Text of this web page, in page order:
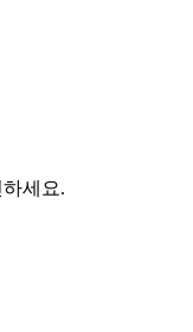
세요.